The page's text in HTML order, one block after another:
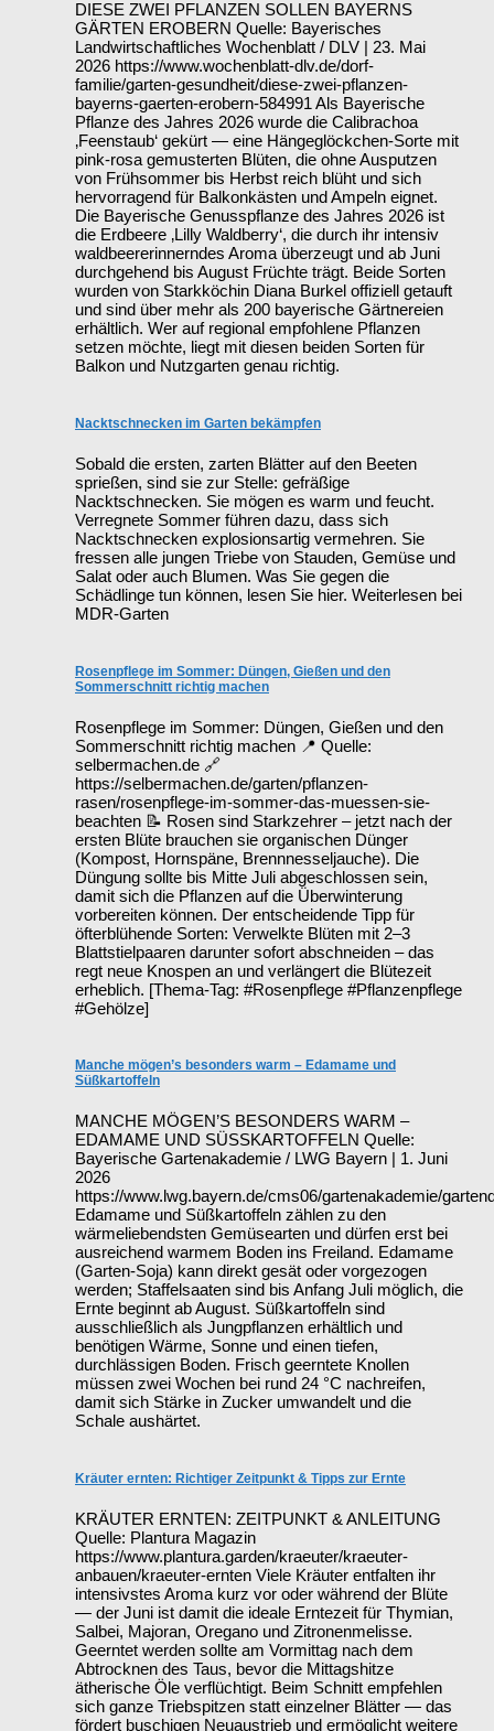
DIESE ZWEI PFLANZEN SOLLEN BAYERNS
GÄRTEN EROBERN Quelle: Bayerisches
Landwirtschaftliches Wochenblatt / DLV | 23. Mai
2026 https://www.wochenblatt-dlv.de/dorf-
familie/garten-gesundheit/diese-zwei-pflanzen-
bayerns-gaerten-erobern-584991 Als Bayerische
Pflanze des Jahres 2026 wurde die Calibrachoa
‚Feenstaub‘ gekürt — eine Hängeglöckchen-Sorte mit
pink-rosa gemusterten Blüten, die ohne Ausputzen
von Frühsommer bis Herbst reich blüht und sich
hervorragend für Balkonkästen und Ampeln eignet.
Die Bayerische Genusspflanze des Jahres 2026 ist
die Erdbeere ‚Lilly Waldberry‘, die durch ihr intensiv
waldbeererinnerndes Aroma überzeugt und ab Juni
durchgehend bis August Früchte trägt. Beide Sorten
wurden von Starkköchin Diana Burkel offiziell getauft
und sind über mehr als 200 bayerische Gärtnereien
erhältlich. Wer auf regional empfohlene Pflanzen
setzen möchte, liegt mit diesen beiden Sorten für
Balkon und Nutzgarten genau richtig.
Nacktschnecken im Garten bekämpfen
Sobald die ersten, zarten Blätter auf den Beeten
sprießen, sind sie zur Stelle: gefräßige
Nacktschnecken. Sie mögen es warm und feucht.
Verregnete Sommer führen dazu, dass sich
Nacktschnecken explosionsartig vermehren. Sie
fressen alle jungen Triebe von Stauden, Gemüse und
Salat oder auch Blumen. Was Sie gegen die
Schädlinge tun können, lesen Sie hier. Weiterlesen bei
MDR-Garten
Rosenpflege im Sommer: Düngen, Gießen und den
Sommerschnitt richtig machen
Rosenpflege im Sommer: Düngen, Gießen und den
Sommerschnitt richtig machen 📍 Quelle:
selbermachen.de 🔗
https://selbermachen.de/garten/pflanzen-
rasen/rosenpflege-im-sommer-das-muessen-sie-
beachten 📝 Rosen sind Starkzehrer – jetzt nach der
ersten Blüte brauchen sie organischen Dünger
(Kompost, Hornspäne, Brennnesseljauche). Die
Düngung sollte bis Mitte Juli abgeschlossen sein,
damit sich die Pflanzen auf die Überwinterung
vorbereiten können. Der entscheidende Tipp für
öfterblühende Sorten: Verwelkte Blüten mit 2–3
Blattstielpaaren darunter sofort abschneiden – das
regt neue Knospen an und verlängert die Blütezeit
erheblich. [Thema-Tag: #Rosenpflege #Pflanzenpflege
#Gehölze]
Manche mögen’s besonders warm – Edamame und
Süßkartoffeln
MANCHE MÖGEN’S BESONDERS WARM –
EDAMAME UND SÜSSKARTOFFELN Quelle:
Bayerische Gartenakademie / LWG Bayern | 1. Juni
2026
https://www.lwg.bayern.de/cms06/gartenakademie/
Edamame und Süßkartoffeln zählen zu den
wärmeliebendsten Gemüsearten und dürfen erst bei
ausreichend warmem Boden ins Freiland. Edamame
(Garten-Soja) kann direkt gesät oder vorgezogen
werden; Staffelsaaten sind bis Anfang Juli möglich, die
Ernte beginnt ab August. Süßkartoffeln sind
ausschließlich als Jungpflanzen erhältlich und
benötigen Wärme, Sonne und einen tiefen,
durchlässigen Boden. Frisch geerntete Knollen
müssen zwei Wochen bei rund 24 °C nachreifen,
damit sich Stärke in Zucker umwandelt und die
Schale aushärtet.
Kräuter ernten: Richtiger Zeitpunkt & Tipps zur Ernte
KRÄUTER ERNTEN: ZEITPUNKT & ANLEITUNG
Quelle: Plantura Magazin
https://www.plantura.garden/kraeuter/kraeuter-
anbauen/kraeuter-ernten Viele Kräuter entfalten ihr
intensivstes Aroma kurz vor oder während der Blüte
— der Juni ist damit die ideale Erntezeit für Thymian,
Salbei, Majoran, Oregano und Zitronenmelisse.
Geerntet werden sollte am Vormittag nach dem
Abtrocknen des Taus, bevor die Mittagshitze
ätherische Öle verflüchtigt. Beim Schnitt empfehlen
sich ganze Triebspitzen statt einzelner Blätter — das
fördert buschigen Neuaustrieb und ermöglicht weitere